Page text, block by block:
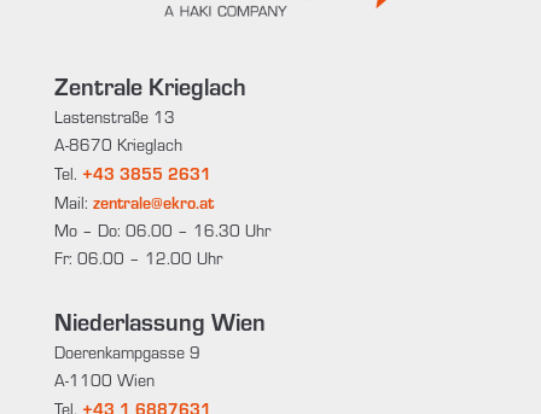
Zentrale Krieglach
Lastenstraße 13
A-8670 Krieglach
Tel. +43 3855 2631
Mail: zentrale@ekro.at
Mo – Do: 06.00 – 16.30 Uhr
Fr: 06.00 – 12.00 Uhr
Niederlassung Wien
Doerenkampgasse 9
A-1100 Wien
Tel. +43 1 6887631